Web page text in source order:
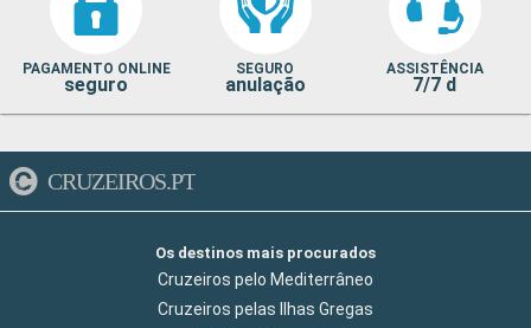
PAGAMENTO ONLINE
seguro
SEGURO
anulação
ASSISTÊNCIA
7/7 d
CRUZEIROS.PT
Os destinos mais procurados
Cruzeiros pelo Mediterrâneo
Cruzeiros pelas Ilhas Gregas